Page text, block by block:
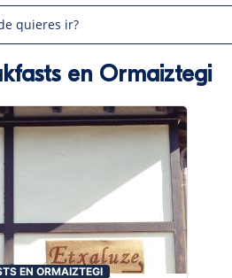
quieres ir?
en Ormaiztegi
EN ORMAIZTEGI